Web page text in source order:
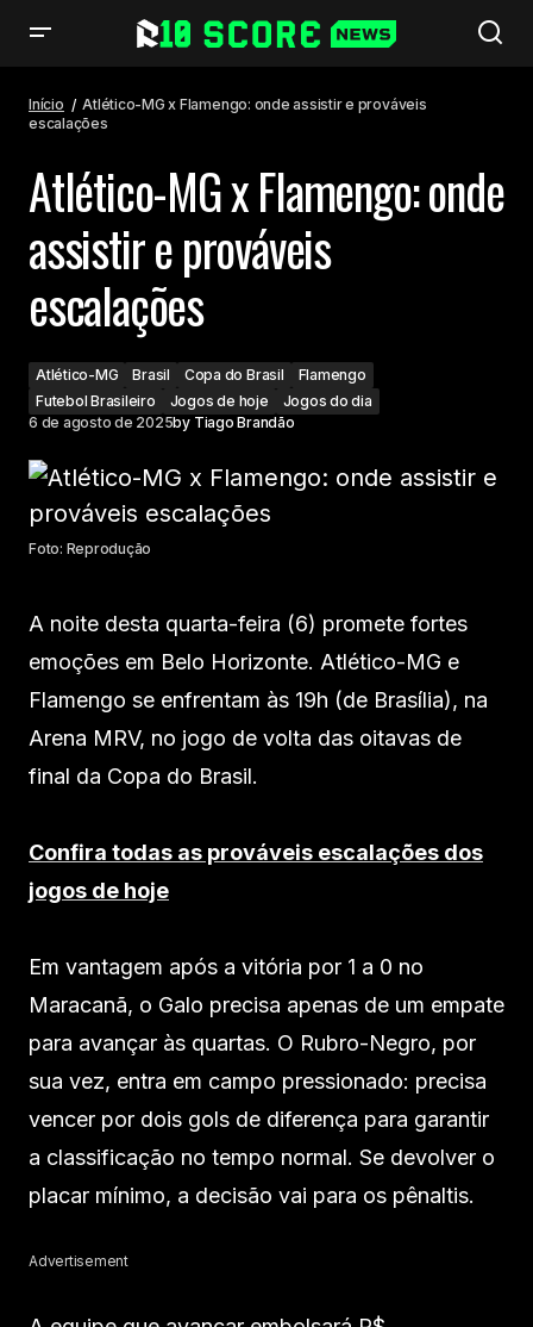
Início
Atlético-MG x Flamengo: onde assistir e prováveis
escalações
Atlético-MG x Flamengo: onde
assistir e prováveis
escalações
Atlético-MG Brasil Copa do Brasil
Flamengo
Futebol Brasileiro
Jogos de hoje
Jogos do dia
6 de agosto de 2025by Tiago Brandão
Foto: Reprodução
A noite desta quarta-feira (6) promete fortes
emoções em Belo Horizonte. Atlético-MG e
Flamengo se enfrentam às 19h (de Brasília), na
Arena MRV, no jogo de volta das oitavas de
final da Copa do Brasil.
Confira todas as prováveis escalações dos
jogos de hoje
Em vantagem após a vitória por 1 a 0 no
Maracanã, o Galo precisa apenas de um empate
para avançar às quartas. O Rubro-Negro, por
sua vez, entra em campo pressionado: precisa
vencer por dois gols de diferença para garantir
a classificação no tempo normal. Se devolver o
placar mínimo, a decisão vai para os pênaltis.
Advertisement